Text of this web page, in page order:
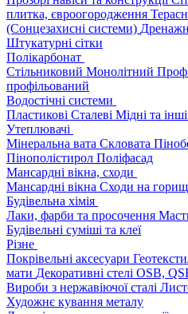
плитка, євроогородження
(Сонцезахисні системи)
Штукатурні сітки
Полікарбонат
Стільниковий Монолітний
профільований
Водостічні системи
Пластикові Сталеві Мідні та інші
Утеплювачі
Мінеральна вата Скловата
Пінополістирол Поліфасад
Мансардні вікна, сходи
Мансардні вікна Сходи на
Будівельна хімія
Лаки, фарби та просочення
Будівельні суміші та клеї
Різне
Покрівельні аксесуари
мати Декоративні стелі OSB,
Вироби з нержавіючої сталі
Художнє кування металу